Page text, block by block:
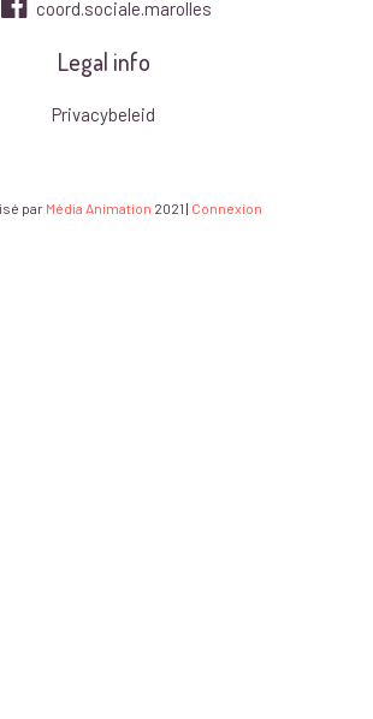
coord.sociale.marolles
Legal info
Privacybeleid
par Média Animation 2021 | Connexion